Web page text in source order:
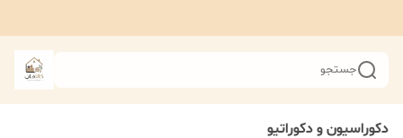
جستجو
دکوراسیون و دکوراتیو